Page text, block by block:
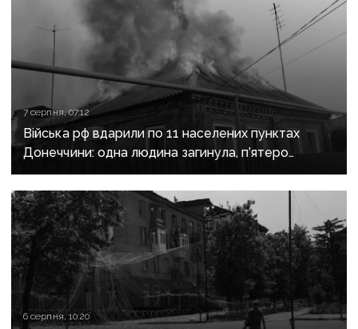
7 серпня, 07:12
Війська рф вдарили по 11 населених пунктах
Донеччини: одна людина загинула, п’ятеро
поранені
6 серпня, 10:20